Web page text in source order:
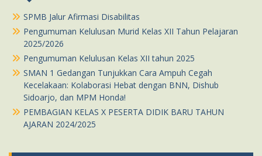
SPMB Jalur Afirmasi Disabilitas
Pengumuman Kelulusan Murid Kelas XII Tahun Pelajaran
2025/2026
Pengumuman Kelulusan Kelas XII tahun 2025
SMAN 1 Gedangan Tunjukkan Cara Ampuh Cegah
Kecelakaan: Kolaborasi Hebat dengan BNN, Dishub
Sidoarjo, dan MPM Honda!
PEMBAGIAN KELAS X PESERTA DIDIK BARU TAHUN
AJARAN 2024/2025